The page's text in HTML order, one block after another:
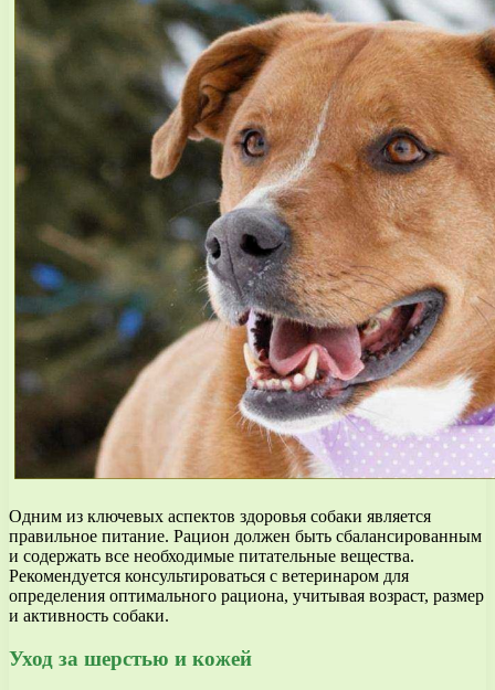
Одним из ключевых аспектов здоровья собаки является
правильное питание. Рацион должен быть сбалансированным
и содержать все необходимые питательные вещества.
Рекомендуется консультироваться с ветеринаром для
определения оптимального рациона, учитывая возраст, размер
и активность собаки.
Уход за шерстью и кожей